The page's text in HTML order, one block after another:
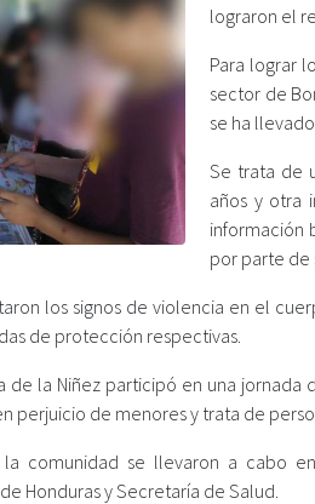
lograron el
Para lograr
sector de
se ha
Se trata de
años y otra
información
por parte de
los signos de violencia en el
de protección respectivas.
de la Niñez participó en una
perjuicio de menores y trata de
comunidad se llevaron a cabo
Honduras y Secretaría de Salud.